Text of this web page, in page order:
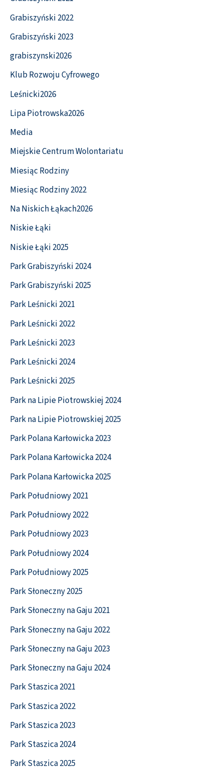
Grabiszyński 2022
Grabiszyński 2023
grabiszynski2026
Klub Rozwoju Cyfrowego
Leśnicki2026
Lipa Piotrowska2026
Media
Miejskie Centrum Wolontariatu
Miesiąc Rodziny
Miesiąc Rodziny 2022
Na Niskich Łąkach2026
Niskie Łąki
Niskie Łąki 2025
Park Grabiszyński 2024
Park Grabiszyński 2025
Park Leśnicki 2021
Park Leśnicki 2022
Park Leśnicki 2023
Park Leśnicki 2024
Park Leśnicki 2025
Park na Lipie Piotrowskiej 2024
Park na Lipie Piotrowskiej 2025
Park Polana Karłowicka 2023
Park Polana Karłowicka 2024
Park Polana Karłowicka 2025
Park Południowy 2021
Park Południowy 2022
Park Południowy 2023
Park Południowy 2024
Park Południowy 2025
Park Słoneczny 2025
Park Słoneczny na Gaju 2021
Park Słoneczny na Gaju 2022
Park Słoneczny na Gaju 2023
Park Słoneczny na Gaju 2024
Park Staszica 2021
Park Staszica 2022
Park Staszica 2023
Park Staszica 2024
Park Staszica 2025